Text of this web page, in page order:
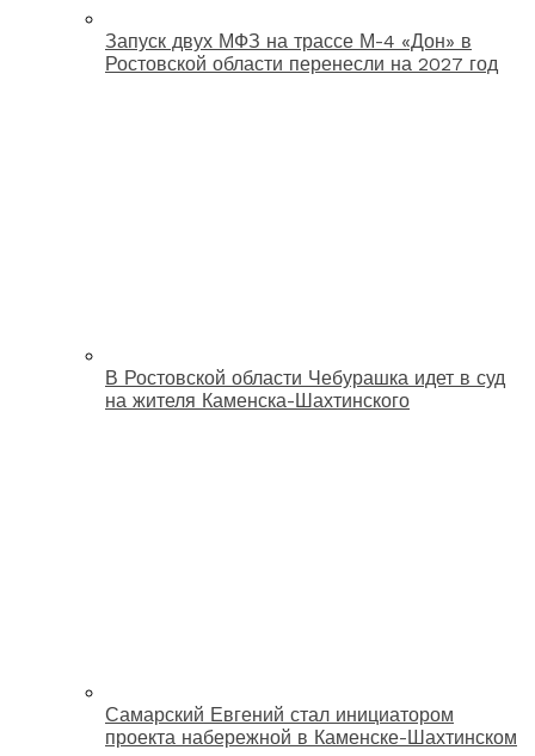
Запуск двух МФЗ на трассе М-4 «Дон» в
Ростовской области перенесли на 2027 год
В Ростовской области Чебурашка идет в суд
на жителя Каменска-Шахтинского
Самарский Евгений стал инициатором
проекта набережной в Каменске-Шахтинском